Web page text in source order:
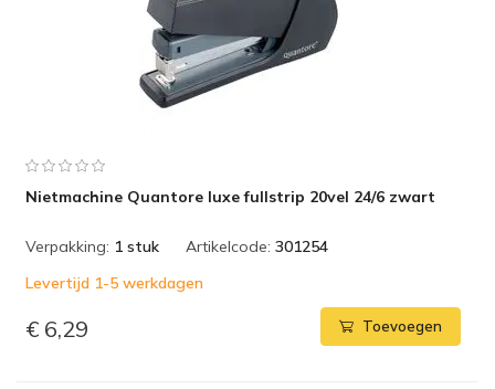
Nietmachine Quantore luxe fullstrip 20vel 24/6 zwart
Verpakking: 1 stuk Artikelcode: 301254
Levertijd 1-5 werkdagen
€ 6,29 Toevoegen